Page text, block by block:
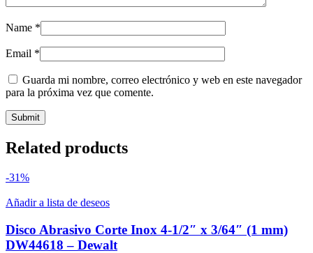
Name *
Email *
Guarda mi nombre, correo electrónico y web en este navegador
para la próxima vez que comente.
Related products
-31%
Añadir a lista de deseos
Disco Abrasivo Corte Inox 4-1/2″ x 3/64″ (1 mm)
DW44618 – Dewalt